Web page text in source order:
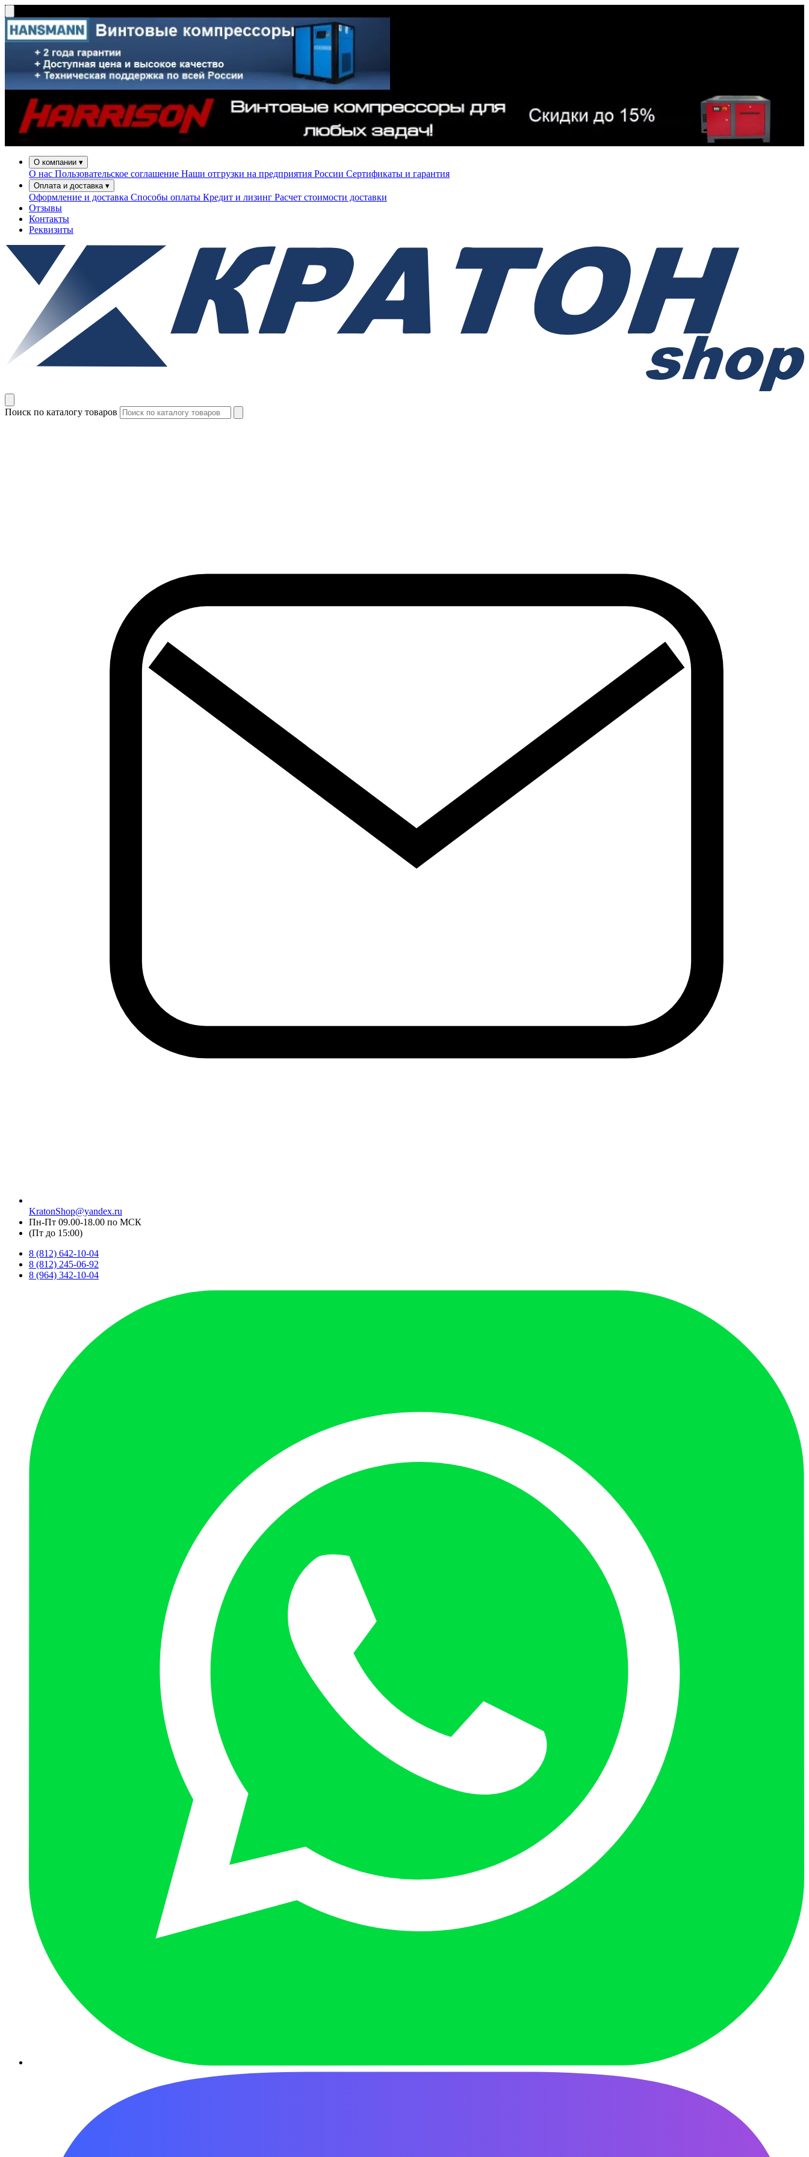
О компании ▾
О нас Пользовательское соглашение Наши отгрузки на предприятия России Сертификаты и гарантия
Оплата и доставка ▾
Оформление и доставка Способы оплаты Кредит и лизинг Расчет стоимости доставки
Отзывы
Контакты
Реквизиты
Поиск по каталогу товаров
KratonShop@yandex.ru
Пн-Пт 09.00-18.00 по МСК
(Пт до 15:00)
8 (812) 642-10-04
8 (812) 245-06-92
8 (964) 342-10-04